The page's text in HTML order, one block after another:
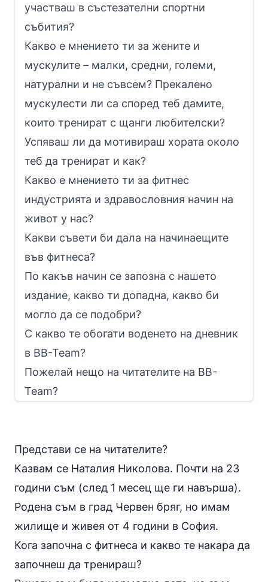
участваш в състезателни спортни
събития?
Какво е мнението ти за жените и
мускулите – малки, средни, големи,
натурални и не съвсем? Прекалено
мускулести ли са според теб дамите,
които тренират с щанги любителски?
Успяваш ли да мотивираш хората около
теб да тренират и как?
Какво е мнението ти за фитнес
индустрията и здравословния начин на
живот у нас?
Какви съвети би дала на начинаещите
във фитнеса?
По какъв начин се запозна с нашето
издание, какво ти допадна, какво би
могло да се подобри?
С какво те обогати воденето на дневник
в BB-Team?
Пожелай нещо на читателите на BB-
Team?
Представи се на читателите?
Казвам се Наталия Николова. Почти на 23
години съм (след 1 месец ще ги навърша).
Родена съм в град Червен бряг, но имам
жилище и живея от 4 години в София.
Кога започна с фитнеса и какво те накара да
започнеш да тренираш?